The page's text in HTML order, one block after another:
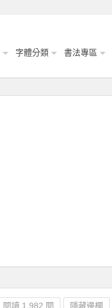
字體分類 書法專區
閱讀 1,982 閱 隱藏邊欄